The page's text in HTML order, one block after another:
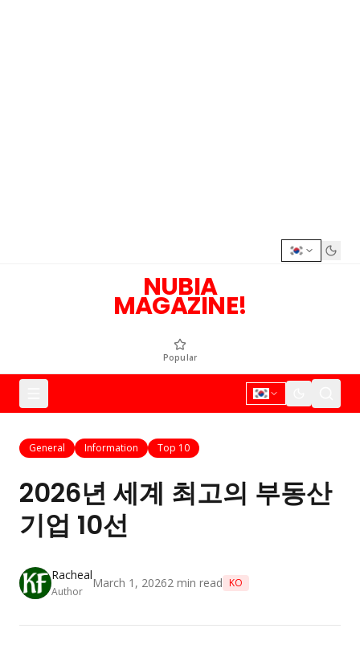
NUBIA
MAGAZINE!
Popular
General Information Top 10
2026년 세계 최고의 부동산
기업 10선
Racheal
Author
March 1, 20262 min read KO